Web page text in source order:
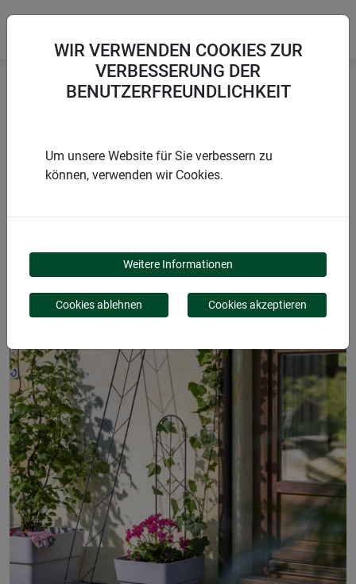
TOPF-SPALIER ARROW
WIR VERWENDEN COOKIES ZUR
VERBESSERUNG DER
BENUTZERFREUNDLICHKEIT
Um unsere Website für Sie verbessern zu
können, verwenden wir Cookies.
Weitere Informationen
Cookies ablehnen Cookies akzeptieren